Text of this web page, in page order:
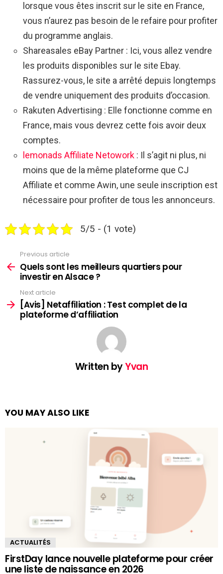
lorsque vous êtes inscrit sur le site en France,
vous n’aurez pas besoin de le refaire pour profiter
du programme anglais.
Shareasales eBay Partner : Ici, vous allez vendre
les produits disponibles sur le site Ebay.
Rassurez-vous, le site a arrêté depuis longtemps
de vendre uniquement des produits d’occasion.
Rakuten Advertising : Elle fonctionne comme en
France, mais vous devrez cette fois avoir deux
comptes.
lemonads Affiliate Netowork : Il s’agit ni plus, ni
moins que de la même plateforme que CJ
Affiliate et comme Awin, une seule inscription est
nécessaire pour profiter de tous les annonceurs.
5/5 - (1 vote)
more
Previous article
Quels sont les meilleurs quartiers pour
investir en Alsace ?
Next article
[Avis] Netaffiliation : Test complet de la
plateforme d’affiliation
Written byYvan
YOU MAY ALSO LIKE
ACTUALITÉS
FirstDay lance nouvelle plateforme pour créer
une liste de naissance en 2026